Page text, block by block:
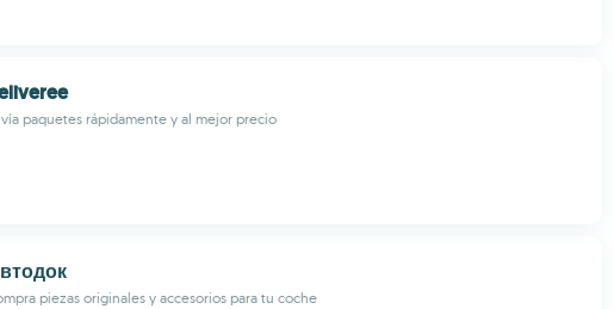
paquetes rápidamente y al mejor precio
piezas originales y accesorios para tu coche